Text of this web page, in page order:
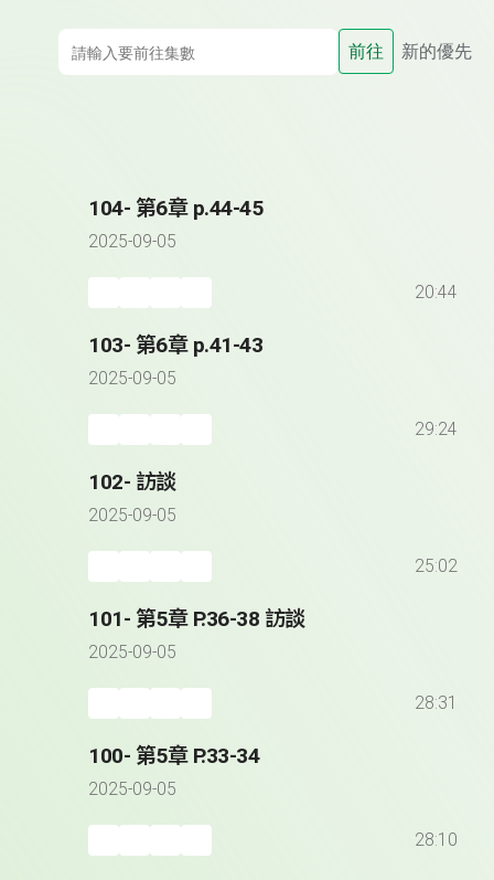
前往 新的優先
104- 第6章 p.44-45
2025-09-05
20:44
103- 第6章 p.41-43
2025-09-05
29:24
102- 訪談
2025-09-05
25:02
101- 第5章 P.36-38 訪談
2025-09-05
28:31
100- 第5章 P.33-34
2025-09-05
28:10